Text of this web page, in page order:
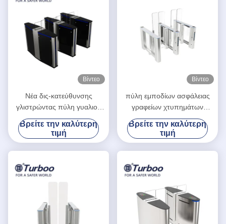
Βίντεο
Νέα δις-κατεύθυνσης
γλιστρώντας πύλη γυαλιού
ασφάλειας turnstyle
αυτόματη για το κτίριο
γραφείων με το πλάτος
550mm
Βρείτε την καλύτερη
τιμή
Βίντεο
πύλη εμποδίων ασφάλειας
γραφείων χτυπημάτων
γυαλιού ύψους 1.7m με το
σώμα μαρμάρου/γυαλιού
Βρείτε την καλύτερη
τιμή